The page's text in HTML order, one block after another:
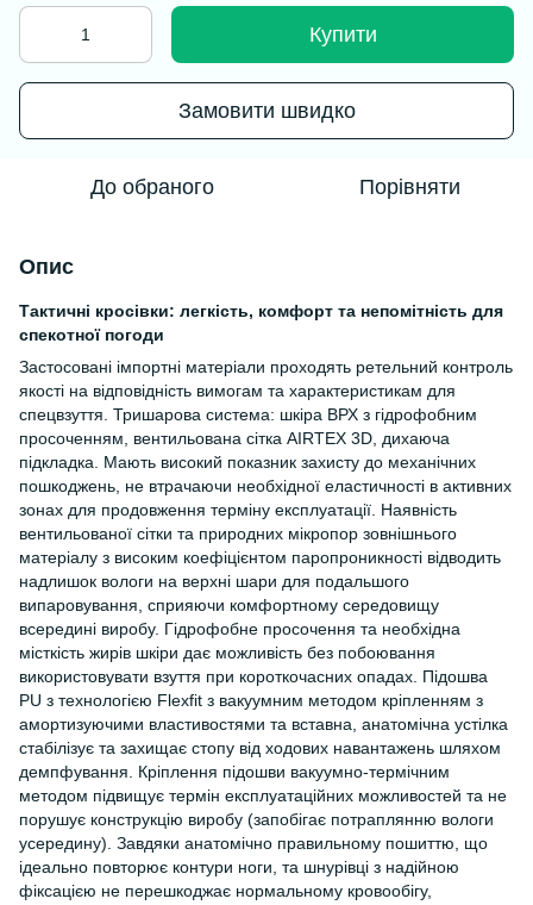
Купити
Замовити швидко
До обраного Порівняти
Опис
Тактичні кросівки: легкість, комфорт та непомітність для
спекотної погоди
Застосовані імпортні матеріали проходять ретельний контроль
якості на відповідність вимогам та характеристикам для
спецвзуття. Тришарова система: шкіра ВРХ з гідрофобним
просоченням, вентильована сітка AIRTEX 3D, дихаюча
підкладка. Мають високий показник захисту до механічних
пошкоджень, не втрачаючи необхідної еластичності в активних
зонах для продовження терміну експлуатації. Наявність
вентильованої сітки та природних мікропор зовнішнього
матеріалу з високим коефіцієнтом паропроникності відводить
надлишок вологи на верхні шари для подальшого
випаровування, сприяючи комфортному середовищу
всередині виробу. Гідрофобне просочення та необхідна
місткість жирів шкіри дає можливість без побоювання
використовувати взуття при короткочасних опадах. Підошва
PU з технологією Flexfit з вакуумним методом кріпленням з
амортизуючими властивостями та вставна, анатомічна устілка
стабілізує та захищає стопу від ходових навантажень шляхом
демпфування. Кріплення підошви вакуумно-термічним
методом підвищує термін експлуатаційних можливостей та не
порушує конструкцію виробу (запобігає потраплянню вологи
усередину). Завдяки анатомічно правильному пошиттю, що
ідеально повторює контури ноги, та шнурівці з надійною
фіксацією не перешкоджає нормальному кровообігу,